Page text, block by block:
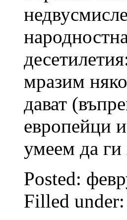
мразим
дават
европейци
умеем да
Posted:
Filled under: